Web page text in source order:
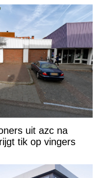
uit azc na
tik op vingers